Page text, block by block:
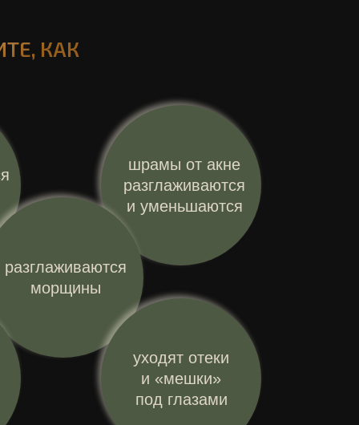
КАК
шрамы от акне
разглаживаются
и уменьшаются
разглаживаются
морщины
уходят отеки
и «мешки»
под глазами